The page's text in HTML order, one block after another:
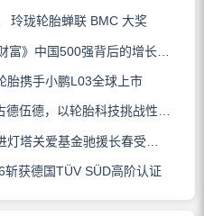
玲珑轮胎蝉联 BMC 大奖
》中国500强背后的增长逻辑
胎携手小鹏L03全球上市
德，以轮胎科技挑战性能边界
关爱基金驰援长春受灾门店
获德国TÜV SÜD高阶认证